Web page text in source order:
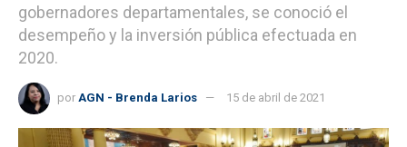
gobernadores departamentales, se conoció el
desempeño y la inversión pública efectuada en
2020.
por AGN - Brenda Larios 15 de abril de 2021